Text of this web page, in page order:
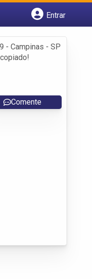
Entrar
- Campinas - SP
Comente